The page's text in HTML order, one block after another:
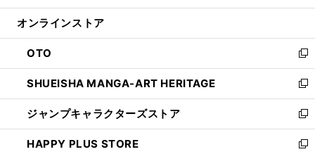
開
ン
ウ
で
開
く
ウ
ン
ド
ウ
で
開
く
オンラインストア
OTO
新
し
い
ウ
ィ
ン
ド
SHUEISHA MANGA-ART HERITAGE
新
し
い
ウ
ィ
ジャンプキャラクターズストア
新
し
い
HAPPY PLUS STORE
新